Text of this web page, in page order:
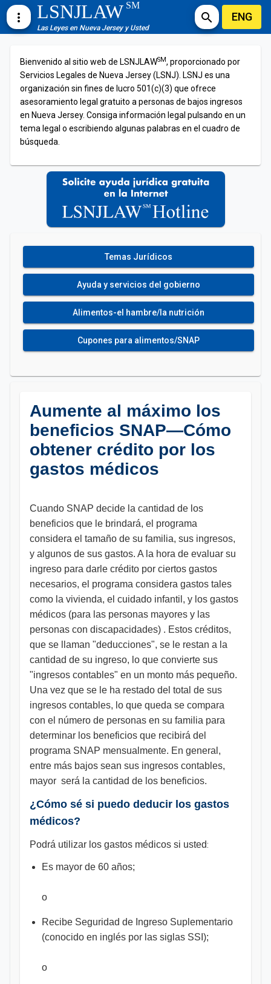
more_vert LSNJLAWSM
Las Leyes en Nueva Jersey y Usted
search ENG
Bienvenido al sitio web de LSNJLAWSM, proporcionado por
Servicios Legales de Nueva Jersey (LSNJ). LSNJ es una
organización sin fines de lucro 501(c)(3) que ofrece
asesoramiento legal gratuito a personas de bajos ingresos
en Nueva Jersey. Consiga información legal pulsando en un
tema legal o escribiendo algunas palabras en el cuadro de
búsqueda.
Temas Jurídicos
Ayuda y servicios del gobierno
Alimentos-el hambre/la nutrición
Cupones para alimentos/SNAP
Aumente al máximo los
beneficios SNAP—Cómo
obtener crédito por los
gastos médicos
Cuando SNAP decide la cantidad de los
beneficios que le brindará, el programa
considera el tamaño de su familia, sus ingresos,
y algunos de sus gastos. A la hora de evaluar su
ingreso para darle crédito por ciertos gastos
necesarios, el programa considera gastos tales
como la vivienda, el cuidado infantil, y los gastos
médicos (para las personas mayores y las
personas con discapacidades) . Estos créditos,
que se llaman "deducciones", se le restan a la
cantidad de su ingreso, lo que convierte sus
"ingresos contables" en un monto más pequeño.
Una vez que se le ha restado del total de sus
ingresos contables, lo que queda se compara
con el número de personas en su familia para
determinar los beneficios que recibirá del
programa SNAP mensualmente. En general,
entre más bajos sean sus ingresos contables,
mayor será la cantidad de los beneficios.
¿Cómo sé si puedo deducir los gastos
médicos?
Podrá utilizar los gastos médicos si usted:
Es mayor de 60 años;
o
Recibe Seguridad de Ingreso Suplementario
(conocido en inglés por las siglas SSI);
o